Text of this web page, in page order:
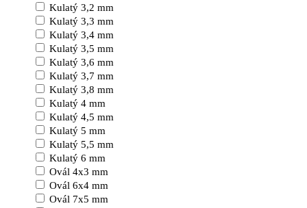
Kulatý 3,2 mm
Kulatý 3,3 mm
Kulatý 3,4 mm
Kulatý 3,5 mm
Kulatý 3,6 mm
Kulatý 3,7 mm
Kulatý 3,8 mm
Kulatý 4 mm
Kulatý 4,5 mm
Kulatý 5 mm
Kulatý 5,5 mm
Kulatý 6 mm
Ovál 4x3 mm
Ovál 6x4 mm
Ovál 7x5 mm